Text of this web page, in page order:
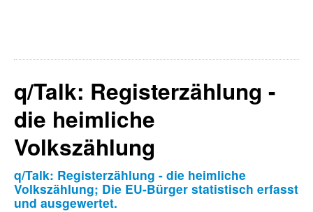
q/Talk: Registerzählung -
die heimliche
Volkszählung
q/Talk: Registerzählung - die heimliche
Volkszählung; Die EU-Bürger statistisch erfasst
und ausgewertet.